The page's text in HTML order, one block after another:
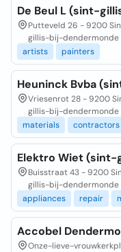
De Beul L (sint-
Putteveld 26 - 9200
gillis-bij-dendermonde
artists
painters
Heuninck Bvba
Vriesenrot 28 - 9200
gillis-bij-dendermonde
materials
contractors
Elektro Wiet
Buisstraat 43 - 9200
gillis-bij-dendermonde
appliances
repair
Accobel
Onze-lieve-